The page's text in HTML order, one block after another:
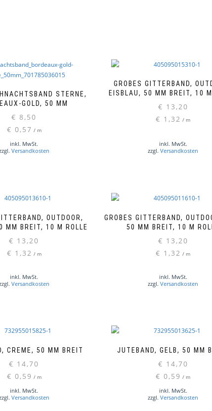
STERNE,
GOLD, 50 MM
€ 8,50
€ 0,57 / m
inkl. MwSt.
Versandkosten
GROBES GITTERBAND,
EISBLAU, 50 MM BREIT, 10
€ 13,20
€ 1,32 / m
inkl. MwSt.
zzgl.Versandkosten
OUTDOOR,
MM BREIT, 10 M ROLLE
€ 13,20
€ 1,32 / m
inkl. MwSt.
Versandkosten
GROBES GITTERBAND,
50 MM BREIT, 10 M
€ 13,20
€ 1,32 / m
inkl. MwSt.
zzgl.Versandkosten
CREME, 50 MM BREIT
€ 14,70
€ 0,59 / m
inkl. MwSt.
Versandkosten
JUTEBAND, GELB, 50 MM
€ 14,70
€ 0,59 / m
inkl. MwSt.
zzgl.Versandkosten